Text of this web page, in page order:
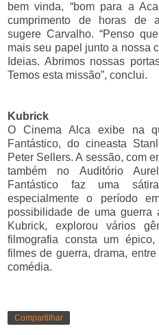
bem vinda, “bom para a
cumprimento de horas de
sugere Carvalho. “Penso
mais seu papel junto a nossa
Ideias. Abrimos nossas
Temos esta missão”, conclui.
Kubrick
O Cinema Alca exibe na
Fantástico, do cineasta
Peter Sellers. A sessão, com
também no Auditório
Fantástico faz uma
especialmente o período
possibilidade de uma guerra
Kubrick, explorou vários
filmografia consta um
filmes de guerra, drama,
comédia.
Compartilhar